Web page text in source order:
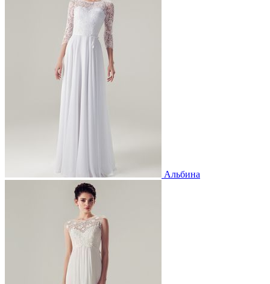
Альбина